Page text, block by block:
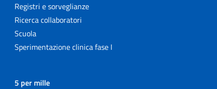
Registri e sorveglianze
Ricerca collaboratori
Scuola
Sperimentazione clinica fase I
5 per mille